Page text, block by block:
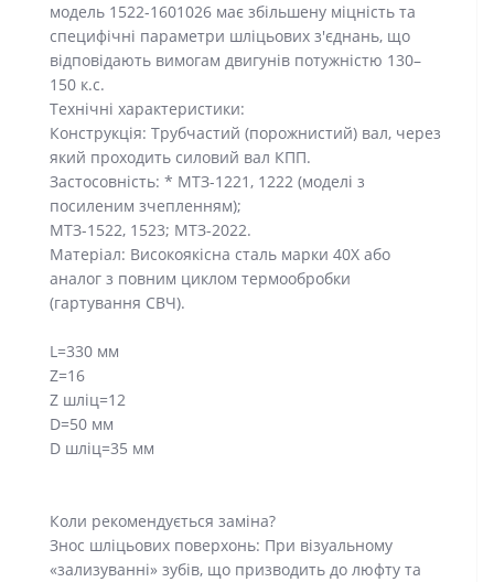
модель 1522-1601026 має збільшену міцність та
специфічні параметри шліцьових з'єднань, що
відповідають вимогам двигунів потужністю 130–
150 к.с.
Технічні характеристики:
Конструкція: Трубчастий (порожнистий) вал, через
який проходить силовий вал КПП.
Застосовність: * МТЗ-1221, 1222 (моделі з
посиленим зчепленням);
МТЗ-1522, 1523; МТЗ-2022.
Матеріал: Високоякісна сталь марки 40Х або
аналог з повним циклом термообробки
(гартування СВЧ).
L=330 мм
Z=16
Z шліц=12
D=50 мм
D шліц=35 мм
Коли рекомендується заміна?
Знос шліцьових поверхонь: При візуальному
«зализуванні» зубів, що призводить до люфту та